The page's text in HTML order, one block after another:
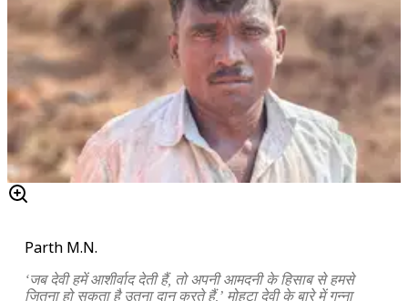
Parth M.N.
‘जब देवी हमें आशीर्वाद देती हैं, तो अपनी आमदनी के हिसाब से हमसे
जितना हो सकता है उतना दान करते हैं,’ मोहटा देवी के बारे में गन्ना